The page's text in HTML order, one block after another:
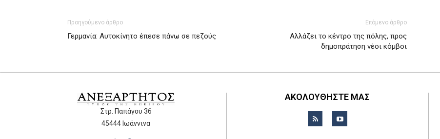
Προηγούμενο άρθρο
Γερμανία: Αυτοκίνητο έπεσε πάνω σε πεζούς
Επόμενο άρθρο
Αλλάζει το κέντρο της πόλης, προς
δημοπράτηση νέοι κόμβοι
Στρ. Παπάγου 36
45444 Ιωάννινα
ΑΚΟΛΟΥΘΗΣΤΕ ΜΑΣ